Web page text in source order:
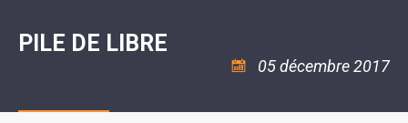
LA
SUZEPILE DE LIBRE
05 décembre 2017